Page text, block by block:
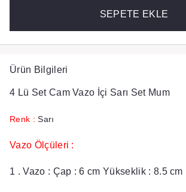
SEPETE EKLE
Ürün Bilgileri
4 Lü Set Cam Vazo İçi Sarı Set Mum
Renk : Sarı
Vazo Ölçüleri :
1 . Vazo : Çap : 6 cm Yükseklik : 8.5 cm